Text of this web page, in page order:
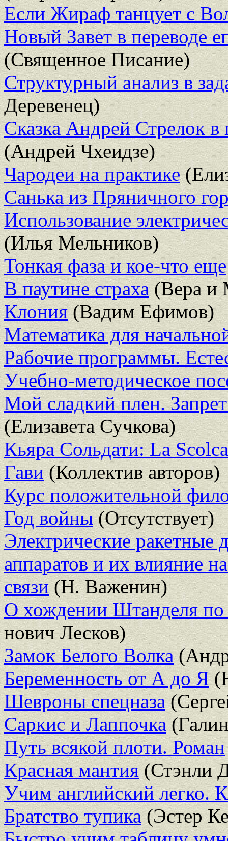
Если Жираф танцует с
Новый Завет в переводе
(Священное Писание)
Структурный анализ в
Деревенец)
Сказка Андрей Стрелок в
(Андрей Чхеидзе)
Чародеи на практике
Санька из Пряничного
Использование
(Илья Мельников)
Тонкая фаза и кое-что еще
В паутине страха(Вера и
Клония(Вадим Ефимов)
Математика для
Рабочие программы.
Учебно-методическое
Мой сладкий плен.
(Елизавета Сучкова)
Кьяра Сольдати: La
Гави(Коллектив авторов)
Курс положительной
Год войны(Отсутствует)
Электрические ракетные
аппаратов и их влияние
связи(Н. Важенин)
О хождении Штанделя по
нович Лесков)
Замок Белого Волка
Беременность от А до Я
Шевроны спецназа
Саркис и Лаппочка
Путь всякой плоти. Роман
Красная мантия(Стэнли
Учим английский легко.
Братство тупика(Эстер